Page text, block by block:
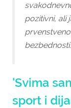
pozitivni, ali
bezbednosti.'
'Svima
sport i